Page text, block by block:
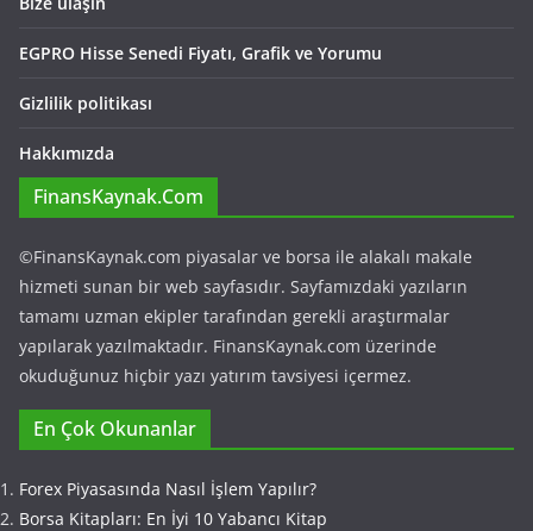
EGPRO Hisse Senedi Fiyatı, Grafik ve Yorumu
Gizlilik politikası
Hakkımızda
FinansKaynak.Com
©FinansKaynak.com piyasalar ve borsa ile alakalı makale
hizmeti sunan bir web sayfasıdır. Sayfamızdaki yazıların
tamamı uzman ekipler tarafından gerekli araştırmalar
yapılarak yazılmaktadır. FinansKaynak.com üzerinde
okuduğunuz hiçbir yazı yatırım tavsiyesi içermez.
En Çok Okunanlar
Forex Piyasasında Nasıl İşlem Yapılır?
Borsa Kitapları: En İyi 10 Yabancı Kitap